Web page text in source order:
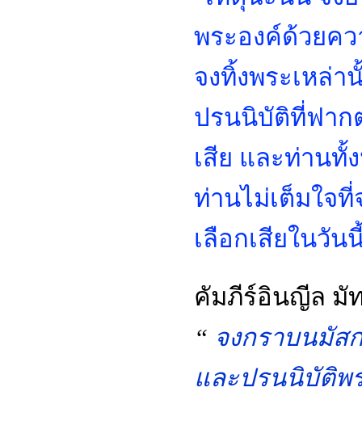
พระองค์ด้วยค
จงทิ้งพระเหล่
ปรนนิบัติที่ฟาก
เสีย และท่านทั้
ท่านไม่เต็มใจ
เลือกเสียในวั
คัมภีร์อินญีล มั
“ จงกราบนมัส
และปรนนิบัติพ